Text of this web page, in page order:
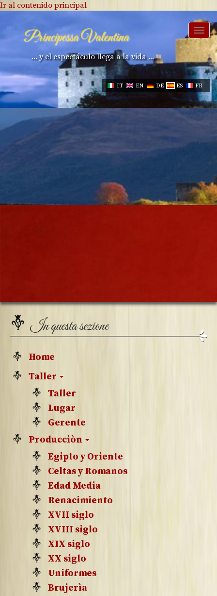
Ir al contenido principal
Principessa Valentina
... y el espectáculo llega a la vida ...
IT EN DE ES FR
In questa sezione
Home
Taller
Taller
Lugar
Gerente
Producciòn
Egipto y Oriente
Celtas y Romanos
Edad Media
Renacimiento
XVII siglo
XVIII siglo
XIX siglo
XX siglo
Uniformes
Brujerìa